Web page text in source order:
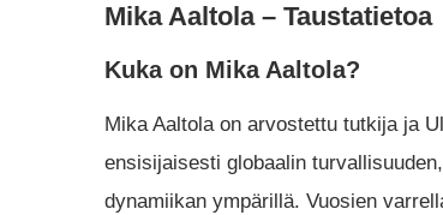
Mika Aaltola – Taustatietoa
Kuka on Mika Aaltola?
Mika Aaltola on arvostettu tutkija ja
ensisijaisesti globaalin
dynamiikan ympärillä. Vuosien